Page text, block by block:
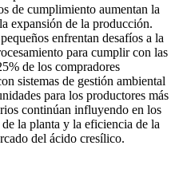
de cumplimiento aumentan la
expansión de la producción.
enfrentan desafíos a la
para cumplir con las
de los compradores
sistemas de gestión ambiental
para los productores más
continúan influyendo en los
la planta y la eficiencia de la
del ácido cresílico.